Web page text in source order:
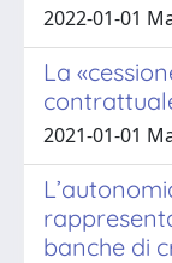
2022-01-01
La
2021-01-01
banche di